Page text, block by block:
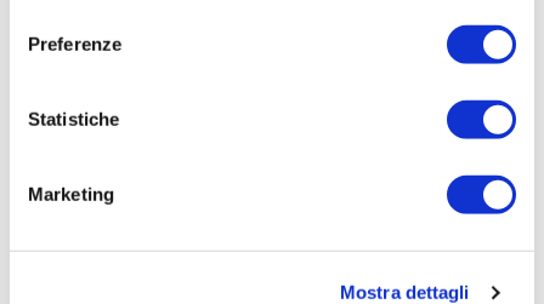
Preferenze
Statistiche
Marketing
Mostra dettagli
Tempi di completamento: